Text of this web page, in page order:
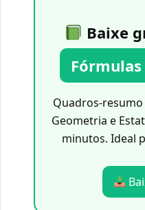
Baixe
Quadros-resumo
Geometria e
minutos. Ideal